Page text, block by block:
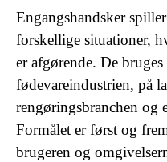
Engangshandsker
forskellige situationer,
er afgørende. De
fødevareindustrien, på
rengøringsbranchen og
Formålet er først og
brugeren og